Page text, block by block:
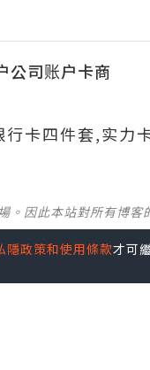
公司账户卡商
卡四件套,实力
因此本站對所有博
隱政策和使用條款才可